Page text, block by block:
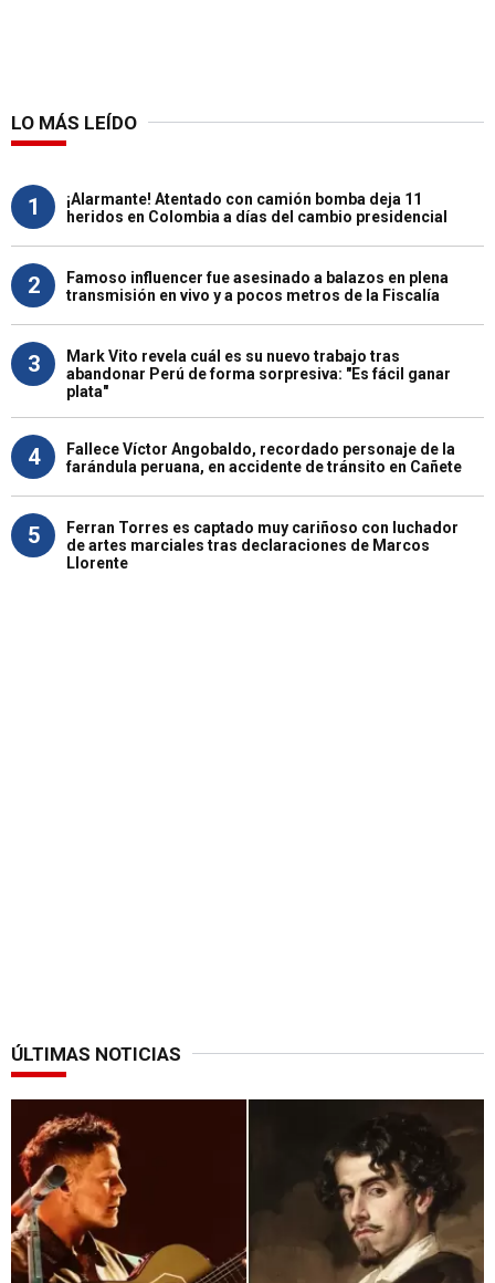
LO MÁS LEÍDO
1
¡Alarmante! Atentado con camión bomba deja 11
heridos en Colombia a días del cambio presidencial
2
Famoso influencer fue asesinado a balazos en plena
transmisión en vivo y a pocos metros de la Fiscalía
3
Mark Vito revela cuál es su nuevo trabajo tras
abandonar Perú de forma sorpresiva: "Es fácil ganar
plata"
4
Fallece Víctor Angobaldo, recordado personaje de la
farándula peruana, en accidente de tránsito en Cañete
5
Ferran Torres es captado muy cariñoso con luchador
de artes marciales tras declaraciones de Marcos
Llorente
ÚLTIMAS NOTICIAS